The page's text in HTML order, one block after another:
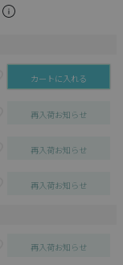
カートに入れる
再入荷お知らせ
再入荷お知らせ
再入荷お知らせ
再入荷お知らせ